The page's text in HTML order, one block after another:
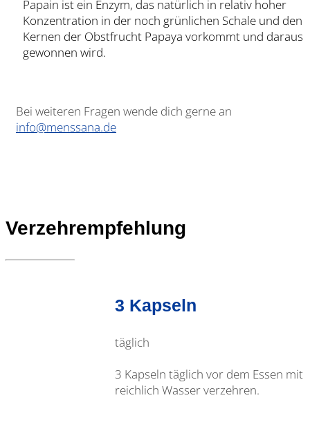
Papain ist ein Enzym, das natürlich in relativ hoher
Konzentration in der noch grünlichen Schale und den
Kernen der Obstfrucht Papaya vorkommt und daraus
gewonnen wird.
Bei weiteren Fragen wende dich gerne an
info@menssana.de
Verzehrempfehlung
3 Kapseln
täglich
3 Kapseln täglich vor dem Essen mit
reichlich Wasser verzehren.